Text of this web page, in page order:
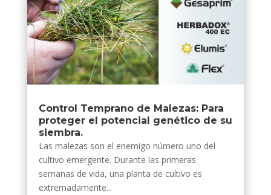
Control Temprano de Malezas: Para
proteger el potencial genético de su
siembra.
Las malezas son el enemigo número uno del
cultivo emergente. Durante las primeras
semanas de vida, una planta de cultivo es
extremadamente...